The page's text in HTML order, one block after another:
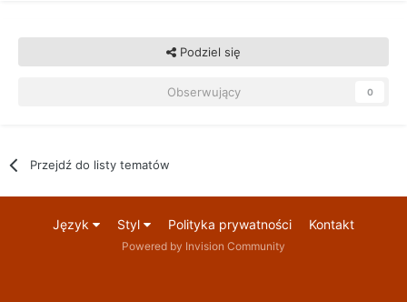
Podziel się
Obserwujący 0
Przejdź do listy tematów
Język Styl Polityka prywatności Kontakt
Powered by Invision Community